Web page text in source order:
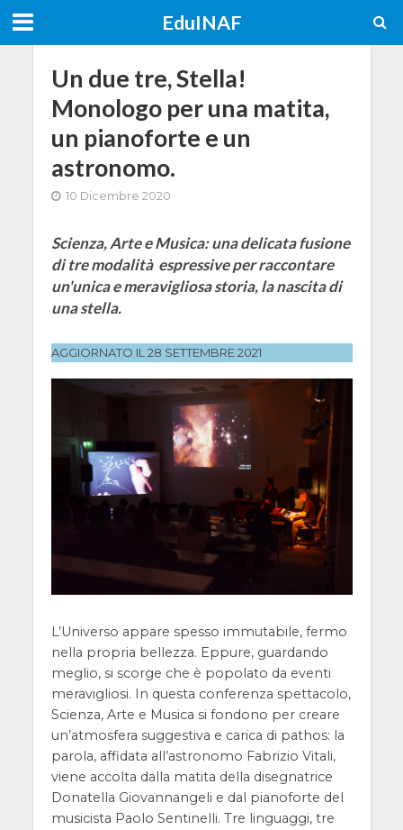
EduINAF
Un due tre, Stella!
Monologo per una matita,
un pianoforte e un
astronomo.
10 Dicembre 2020
Scienza, Arte e Musica: una delicata fusione
di tre modalità espressive per raccontare
un'unica e meravigliosa storia, la nascita di
una stella.
AGGIORNATO IL 28 SETTEMBRE 2021
L’Universo appare spesso immutabile, fermo
nella propria bellezza. Eppure, guardando
meglio, si scorge che è popolato da eventi
meravigliosi. In questa conferenza spettacolo,
Scienza, Arte e Musica si fondono per creare
un’atmosfera suggestiva e carica di pathos: la
parola, affidata all’astronomo Fabrizio Vitali,
viene accolta dalla matita della disegnatrice
Donatella Giovannangeli e dal pianoforte del
musicista Paolo Sentinelli. Tre linguaggi, tre